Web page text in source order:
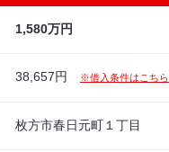
1,580万円
38,657円 ※借入条件はこちら
枚方市春日元町１丁目